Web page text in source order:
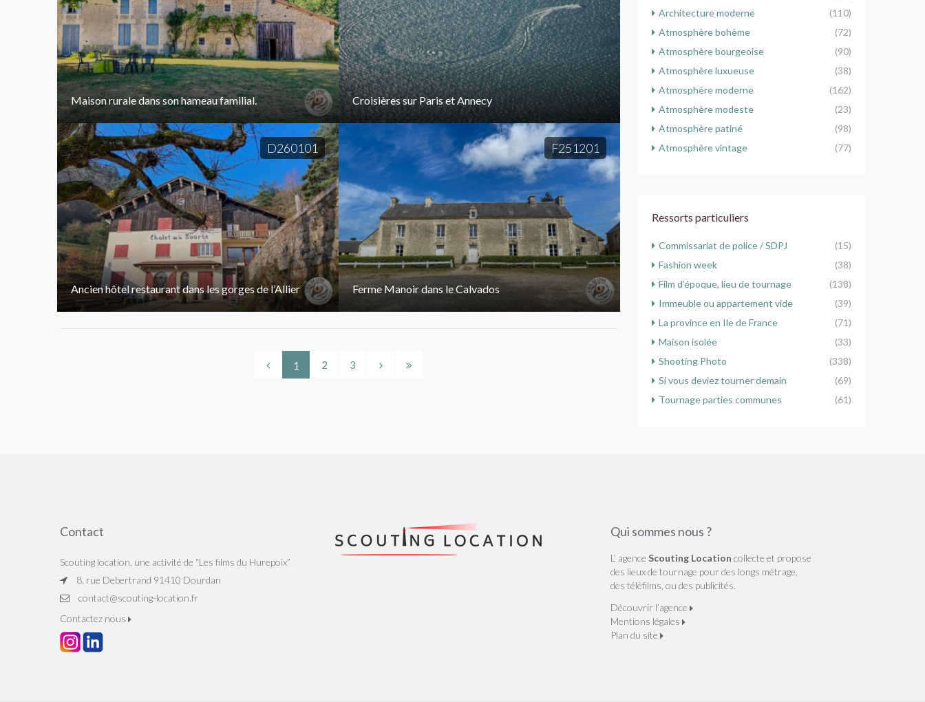
Maison rurale dans son hameau familial. Croisières sur Paris et Annecy
D260101
Ancien hôtel restaurant dans les gorges de l’Allier
F251201
Ferme Manoir dans le Calvados
1 2 3
Architecture moderne
(110)
Atmosphère bohème
(72)
Atmosphère bourgeoise
(90)
Atmosphère luxueuse
(38)
Atmosphère moderne
(162)
Atmosphère modeste
(23)
Atmosphère patiné
(98)
Atmosphère vintage
(77)
Ressorts particuliers
Commissariat de police / SDPJ
(15)
Fashion week
(38)
Film d’époque, lieu de tournage
(138)
Immeuble ou appartement vide
(39)
La province en Ile de France
(71)
Maison isolée
(33)
Shooting Photo
(338)
Si vous deviez tourner demain
(69)
Tournage parties communes
(61)
Contact
Scouting location, une activité de “Les films du Hurepoix”
8, rue Debertrand 91410 Dourdan
contact@scouting-location.fr
Contactez nous
Qui sommes nous ?
L’ agence Scouting Location collecte et propose
des lieux de tournage pour des longs métrage,
des téléfilms, ou des publicités.
Découvrir l’agence
Mentions légales
Plan du site